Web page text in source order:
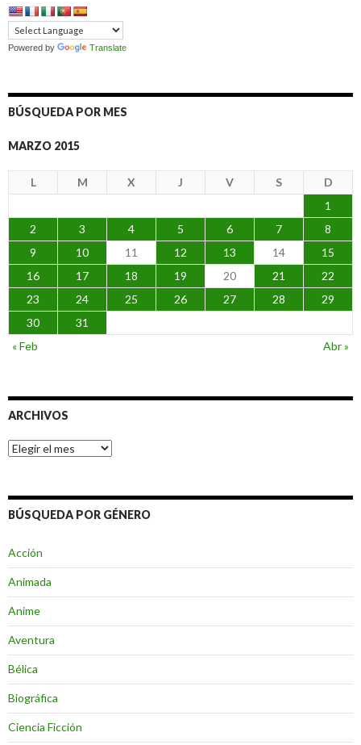
Powered by Translate
BÚSQUEDA POR MES
MARZO 2015
L M X J V S
D
1
2
3 4 5 6 7
8
9
10 11 12 13 14
15
16
17 18 19 20 21
22
23
24 25 26 27 28
29
30
31
« Feb
Abr »
ARCHIVOS
Archivos
BÚSQUEDA POR GÉNERO
Acción
Animada
Anime
Aventura
Bélica
Biográfica
Ciencia Ficción